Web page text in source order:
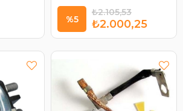
594098
₺2.000,25
₺2.105,53
%5